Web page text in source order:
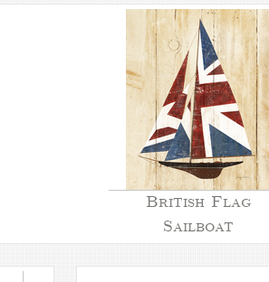
British Flag
Sailboat